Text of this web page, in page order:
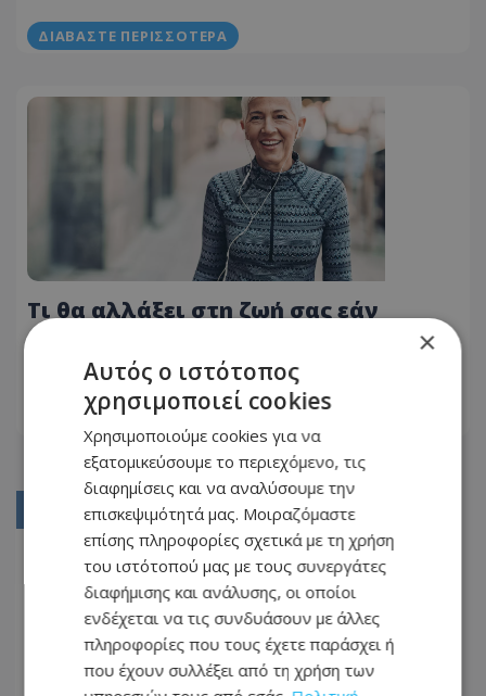
ΔΙΑΒΆΣΤΕ ΠΕΡΙΣΣΌΤΕΡΑ
Τι θα αλλάξει στη ζωή σας εάν
αντικαταστήσετε 1 ώρα τηλεόρασης
την ημέρα με χόμπι – Πιο
κερδισμένοι οι 50χρονοι
18.02.2026 - 23:58
ΔΙΑΒΆΣΤΕ ΠΕΡΙΣΣΌΤΕΡΑ
01
02
03
04
×
Αυτός ο ιστότοπος
χρησιμοποιεί cookies
Χρησιμοποιούμε cookies για να
εξατομικεύσουμε το περιεχόμενο, τις
διαφημίσεις και να αναλύσουμε την
επισκεψιμότητά μας. Μοιραζόμαστε
επίσης πληροφορίες σχετικά με τη χρήση
του ιστότοπού μας με τους συνεργάτες
διαφήμισης και ανάλυσης, οι οποίοι
ενδέχεται να τις συνδυάσουν με άλλες
πληροφορίες που τους έχετε παράσχει ή
που έχουν συλλέξει από τη χρήση των